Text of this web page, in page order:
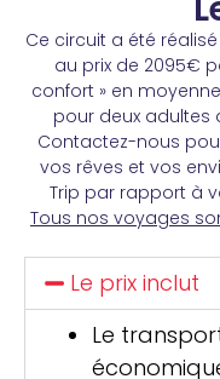
Ce circuit a été
au prix de 2095€
confort » en
pour deux adultes
Contactez-nous
vos rêves et vos
Trip par rapport à
Tous nos voyages
Le prix inclut
Le